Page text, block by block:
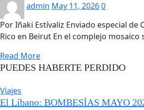
admin May 11, 20260
Por Iñaki Estívaliz Enviado especial de
Rico en Beirut En el complejo
Read More
PUEDES HABERTE PERDIDO
Viajes
El Líbano: BOMBESÍAS MAYO